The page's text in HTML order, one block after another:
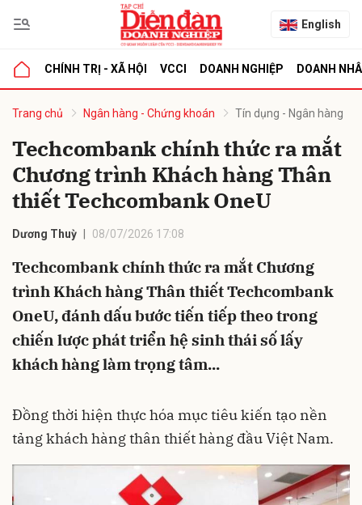
English
CHÍNH TRỊ - XÃ HỘI VCCI DOANH NGHIỆP DOANH
Trang chủ Ngân hàng - Chứng khoán Tín dụng - Ngân hàng
Techcombank chính thức ra mắt
Chương trình Khách hàng Thân
thiết Techcombank OneU
Dương Thuỳ 08/07/2026 17:08
Techcombank chính thức ra mắt Chương
trình Khách hàng Thân thiết Techcombank
OneU, đánh dấu bước tiến tiếp theo trong
chiến lược phát triển hệ sinh thái số lấy
khách hàng làm trọng tâm...
Đồng thời hiện thực hóa mục tiêu kiến tạo nền
tảng khách hàng thân thiết hàng đầu Việt Nam.
luận
Hủy